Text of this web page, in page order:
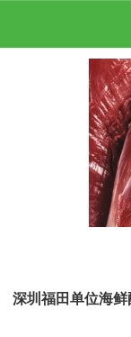
深圳福田单位海